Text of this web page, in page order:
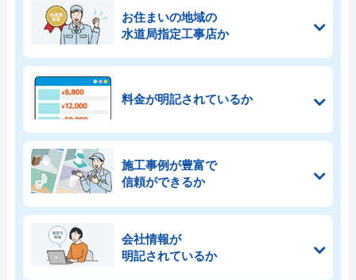
お住まいの地域の
水道局指定工事店か
料金が明記されているか
施工事例が豊富で
信頼ができるか
会社情報が
明記されているか